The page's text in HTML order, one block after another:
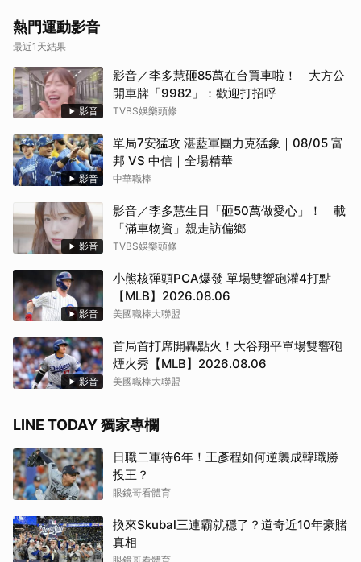
熱門運動影音
最近1天結果
影音
影音／李多慧砸85萬在台買車啦！ 大方公
開車牌「9982」：歡迎打招呼
TVBS娛樂頭條
影音
單局7安猛攻 湛藍軍團力克猛象｜08/05 富
邦 VS 中信｜全場精華
中華職棒
影音
影音／李多慧生日「砸50萬做愛心」！ 載
「滿車物資」親走訪偏鄉
TVBS娛樂頭條
影音
小熊核彈頭PCA爆發 單場雙響砲灌4打點
【MLB】2026.08.06
美國職棒大聯盟
影音
首局首打席開轟點火！大谷翔平單場雙響砲
煙火秀【MLB】2026.08.06
美國職棒大聯盟
LINE TODAY 獨家專欄
日職二軍待6年！王彥程如何逆襲成韓職勝
投王？
眼鏡哥看體育
換來Skubal三連霸就穩了？道奇近10年豪賭
真相